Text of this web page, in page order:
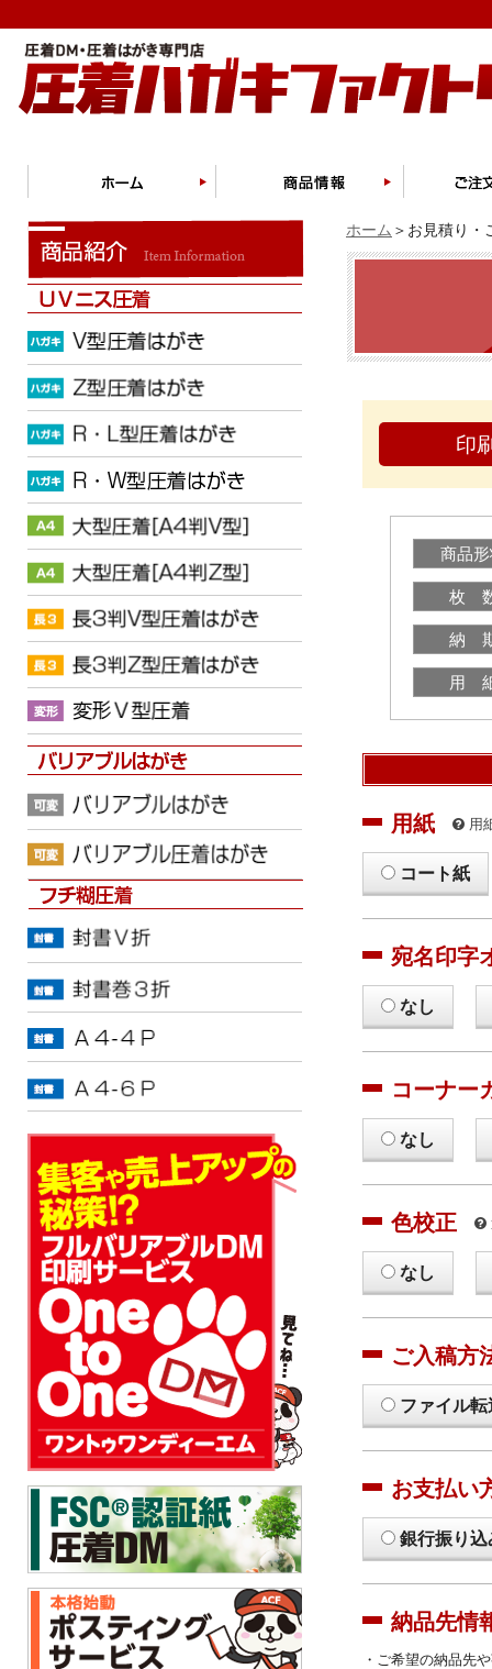
ホーム ＞お見積り・
印
商品
枚
納
用
用紙 用
コート紙
宛名印字
なし
コーナー
なし
色校正
なし
ご入稿方
ファイル
お支払い
銀行振り込
納品先情
・ご希望の納品先